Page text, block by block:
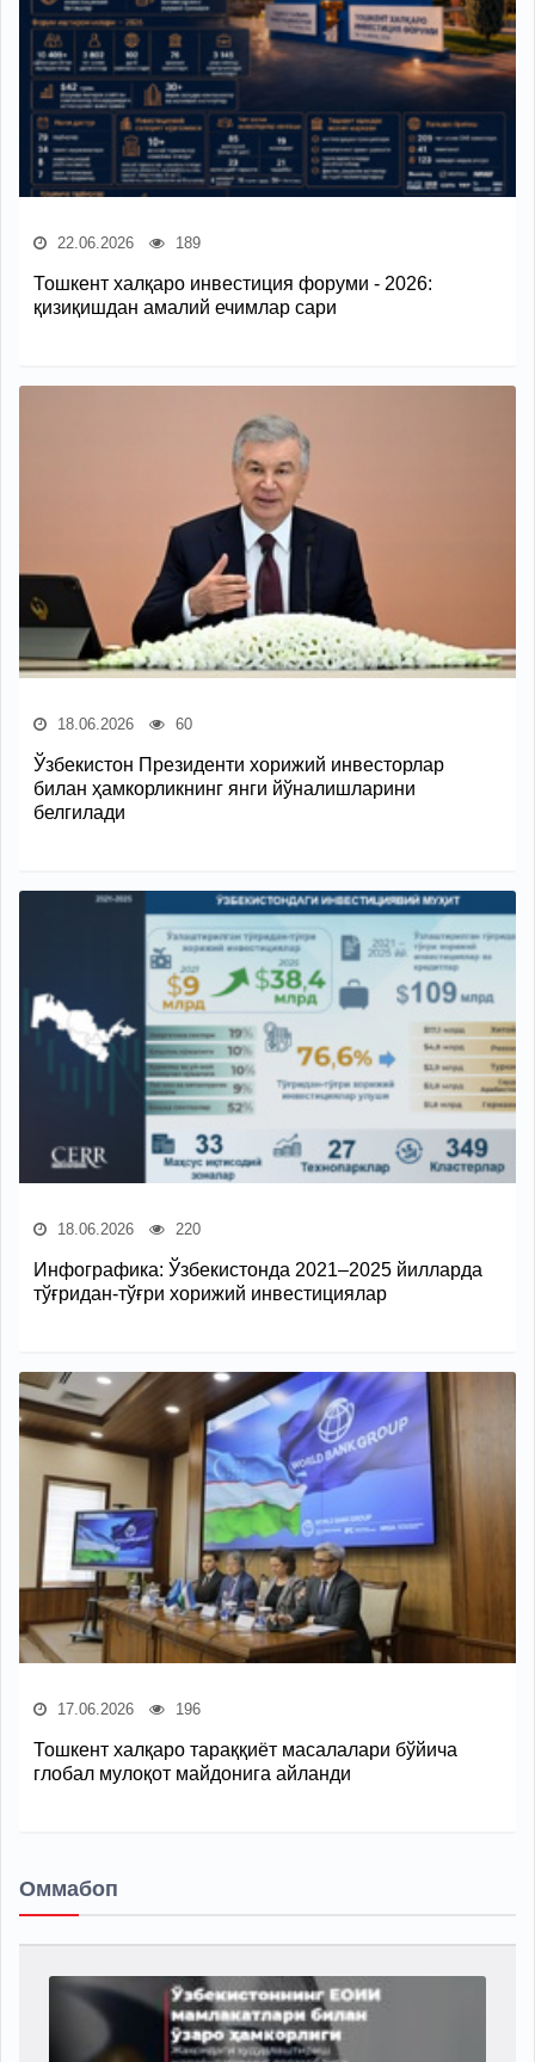
22.06.2026 189
Тошкент халқаро инвестиция форуми - 2026:
қизиқишдан амалий ечимлар сари
18.06.2026 60
Ўзбекистон Президенти хорижий инвесторлар
билан ҳамкорликнинг янги йўналишларини
белгилади
18.06.2026 220
Инфографика: Ўзбекистонда 2021–2025 йилларда
тўғридан-тўғри хорижий инвестициялар
17.06.2026 196
Тошкент халқаро тараққиёт масалалари бўйича
глобал мулоқот майдонига айланди
Оммабоп